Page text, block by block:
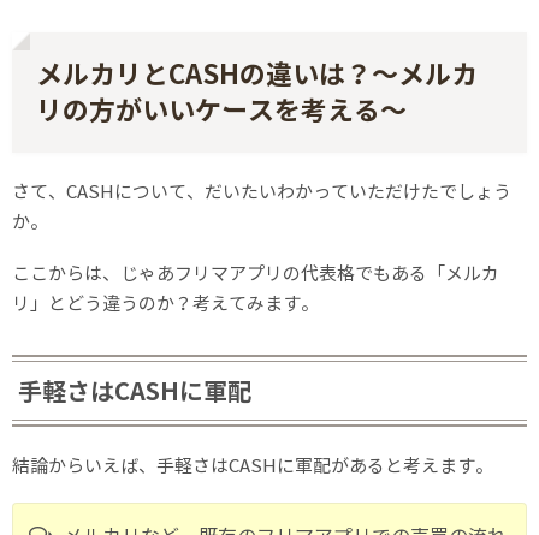
メルカリとCASHの違いは？〜メルカ
リの方がいいケースを考える〜
さて、CASHについて、だいたいわかっていただけたでしょう
か。
ここからは、じゃあフリマアプリの代表格でもある「メルカ
リ」とどう違うのか？考えてみます。
手軽さはCASHに軍配
結論からいえば、手軽さはCASHに軍配があると考えます。